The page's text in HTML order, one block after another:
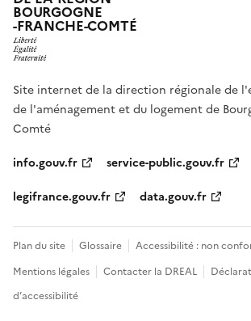
BOURGOGNE
-FRANCHE-COMTÉ
Site internet de la direction régionale de
de l'aménagement et du logement de
Comté
info.gouv.fr
service-public.gouv.fr
legifrance.gouv.fr
data.gouv.fr
Plan du site Glossaire
Accessibilité : non
Mentions légales
Contacter la DREAL
d’accessibilité